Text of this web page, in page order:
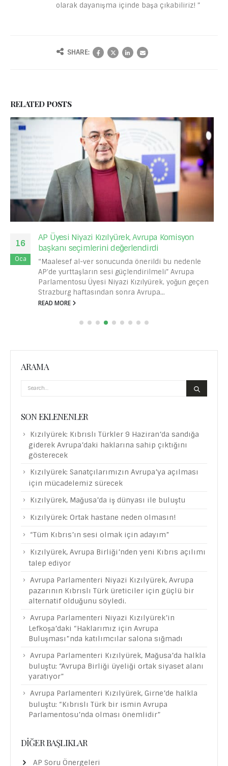
olarak dayanışma içinde başa çıkabiliriz! ”
SHARE:
RELATEDPOSTS
16
Oca
AP Üyesi Niyazi Kızılyürek, Avrupa Komisyon
başkanı seçimlerini değerlendirdi
“Maalesef al-ver sonucunda önerildi bu nedenle
AP’de yurttaşların sesi güçlendirilmeli” Avrupa
Parlamentosu Üyesi Niyazi Kızılyürek, yoğun geçen
Strazburg haftasından sonra Avrupa...
READ MORE
ARAMA
SON EKLENENLER
Kızılyürek: Kıbrıslı Türkler 9 Haziran’da sandığa
giderek Avrupa’daki haklarına sahip çıktığını
gösterecek
Kızılyürek: Sanatçılarımızın Avrupa’ya açılması
için mücadelemiz sürecek
Kızılyürek, Mağusa’da iş dünyası ile buluştu
Kızılyürek: Ortak hastane neden olmasın!
“Tüm Kıbrıs’ın sesi olmak için adayım”
Kızılyürek, Avrupa Birliği’nden yeni Kıbrıs açılımı
talep ediyor
Avrupa Parlamenteri Niyazi Kızılyürek, Avrupa
pazarının Kıbrıslı Türk üreticiler için güçlü bir
alternatif olduğunu söyledi.
Avrupa Parlamenteri Niyazi Kızılyürek’in
Lefkoşa’daki “Haklarımız için Avrupa
Buluşması”nda katılımcılar salona sığmadı
Avrupa Parlamenteri Kızılyürek, Mağusa’da halkla
buluştu: “Avrupa Birliği üyeliği ortak siyaset alanı
yaratıyor”
Avrupa Parlamenteri Kızılyürek, Girne’de halkla
buluştu: “Kıbrıslı Türk bir ismin Avrupa
Parlamentosu’nda olması önemlidir”
DIĞER BAŞLIKLAR
AP Soru Önergeleri